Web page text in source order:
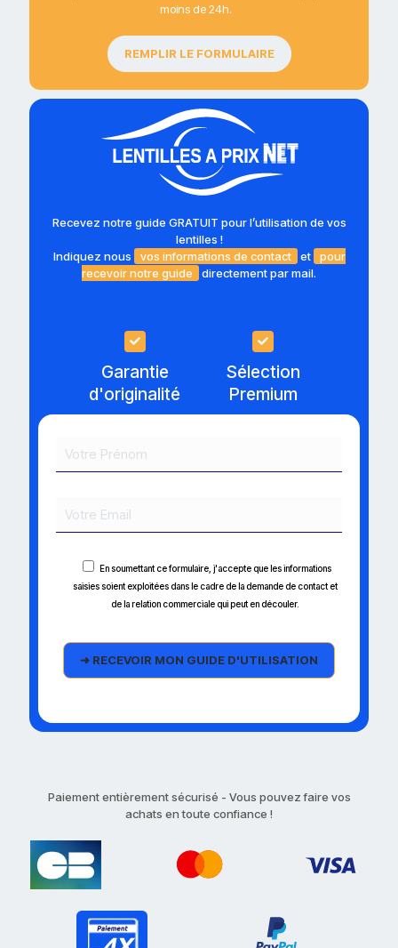
moins de 24h.
REMPLIR LE FORMULAIRE
Recevez notre guide GRATUIT pour l’utilisation de vos
lentilles !
Indiquez nous
vos informations de contact et
pour
recevoir notre guide
directement par mail.
Garantie
d'originalité
Sélection
Premium
En soumettant ce formulaire, j'accepte que les informations
saisies soient exploitées dans le cadre de la demande de contact et
de la relation commerciale qui peut en découler.
Paiement entièrement sécurisé - Vous pouvez faire vos
achats en toute confiance !